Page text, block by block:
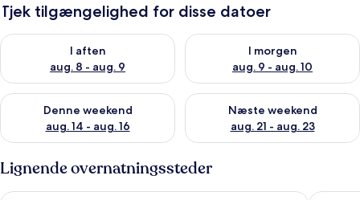
Tjek tilgængelighed for disse datoer
I aften
aug. 8 - aug. 9
Tjek tilgængelighed for i aften aug. 8 - aug. 9
I morgen
aug. 9 - aug. 10
Tjek tilgængelighed for i
Denne weekend
aug. 14 - aug. 16
Tjek tilgængelighed for denne weekend aug. 14 - aug. 16
Næste weekend
aug. 21 - aug. 23
Tjek tilgængelighed for næste
Lignende overnatningssteder